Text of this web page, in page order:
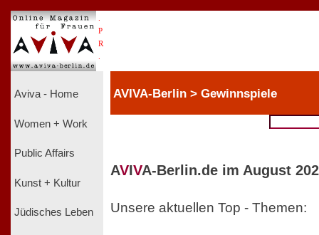
P
R
Aviva - Home
Women + Work
Public Affairs
Kunst + Kultur
Jüdisches Leben
AVIVA-Berlin > Gewinnspiele
AVIVA-Berlin.de im August
Unsere aktuellen Top - Themen: